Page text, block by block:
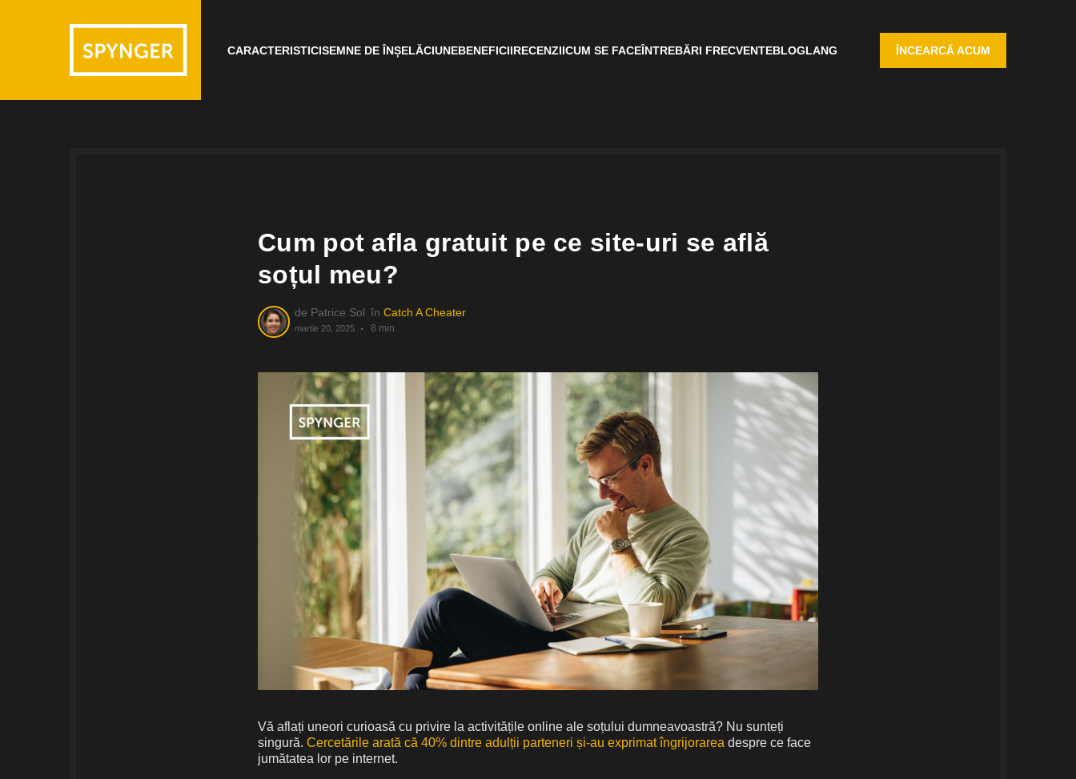
CARACTERISTICISEMNE DE ÎNȘELĂCIUNEBENEFICIIRECENZIICUM SE FACEÎNTREBĂRI FRECVENTEBLOGLANG ÎNCEARCĂ ACUM
Cum pot afla gratuit pe ce site-uri se află
soțul meu?
de Patrice Sol în Catch A Cheater
martie 20, 2025 8 min
Vă aflați uneori curioasă cu privire la activitățile online ale soțului dumneavoastră? Nu sunteți
singură. Cercetările arată că 40% dintre adulții parteneri și-au exprimat îngrijorarea despre ce face
jumătatea lor pe internet.